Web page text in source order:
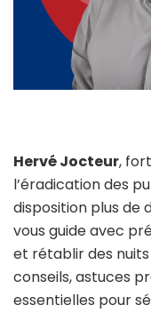
Hervé Jocteur,
l’éradication des
disposition plus de
vous guide avec
et rétablir des nuits
conseils, astuces
essentielles pour